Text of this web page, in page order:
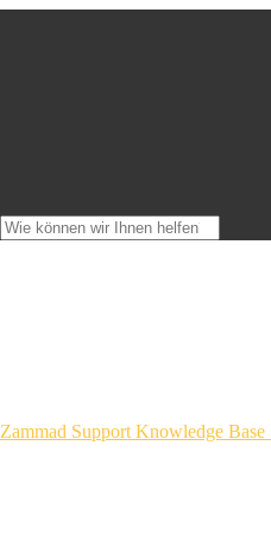
Zammad Support Knowledge Base